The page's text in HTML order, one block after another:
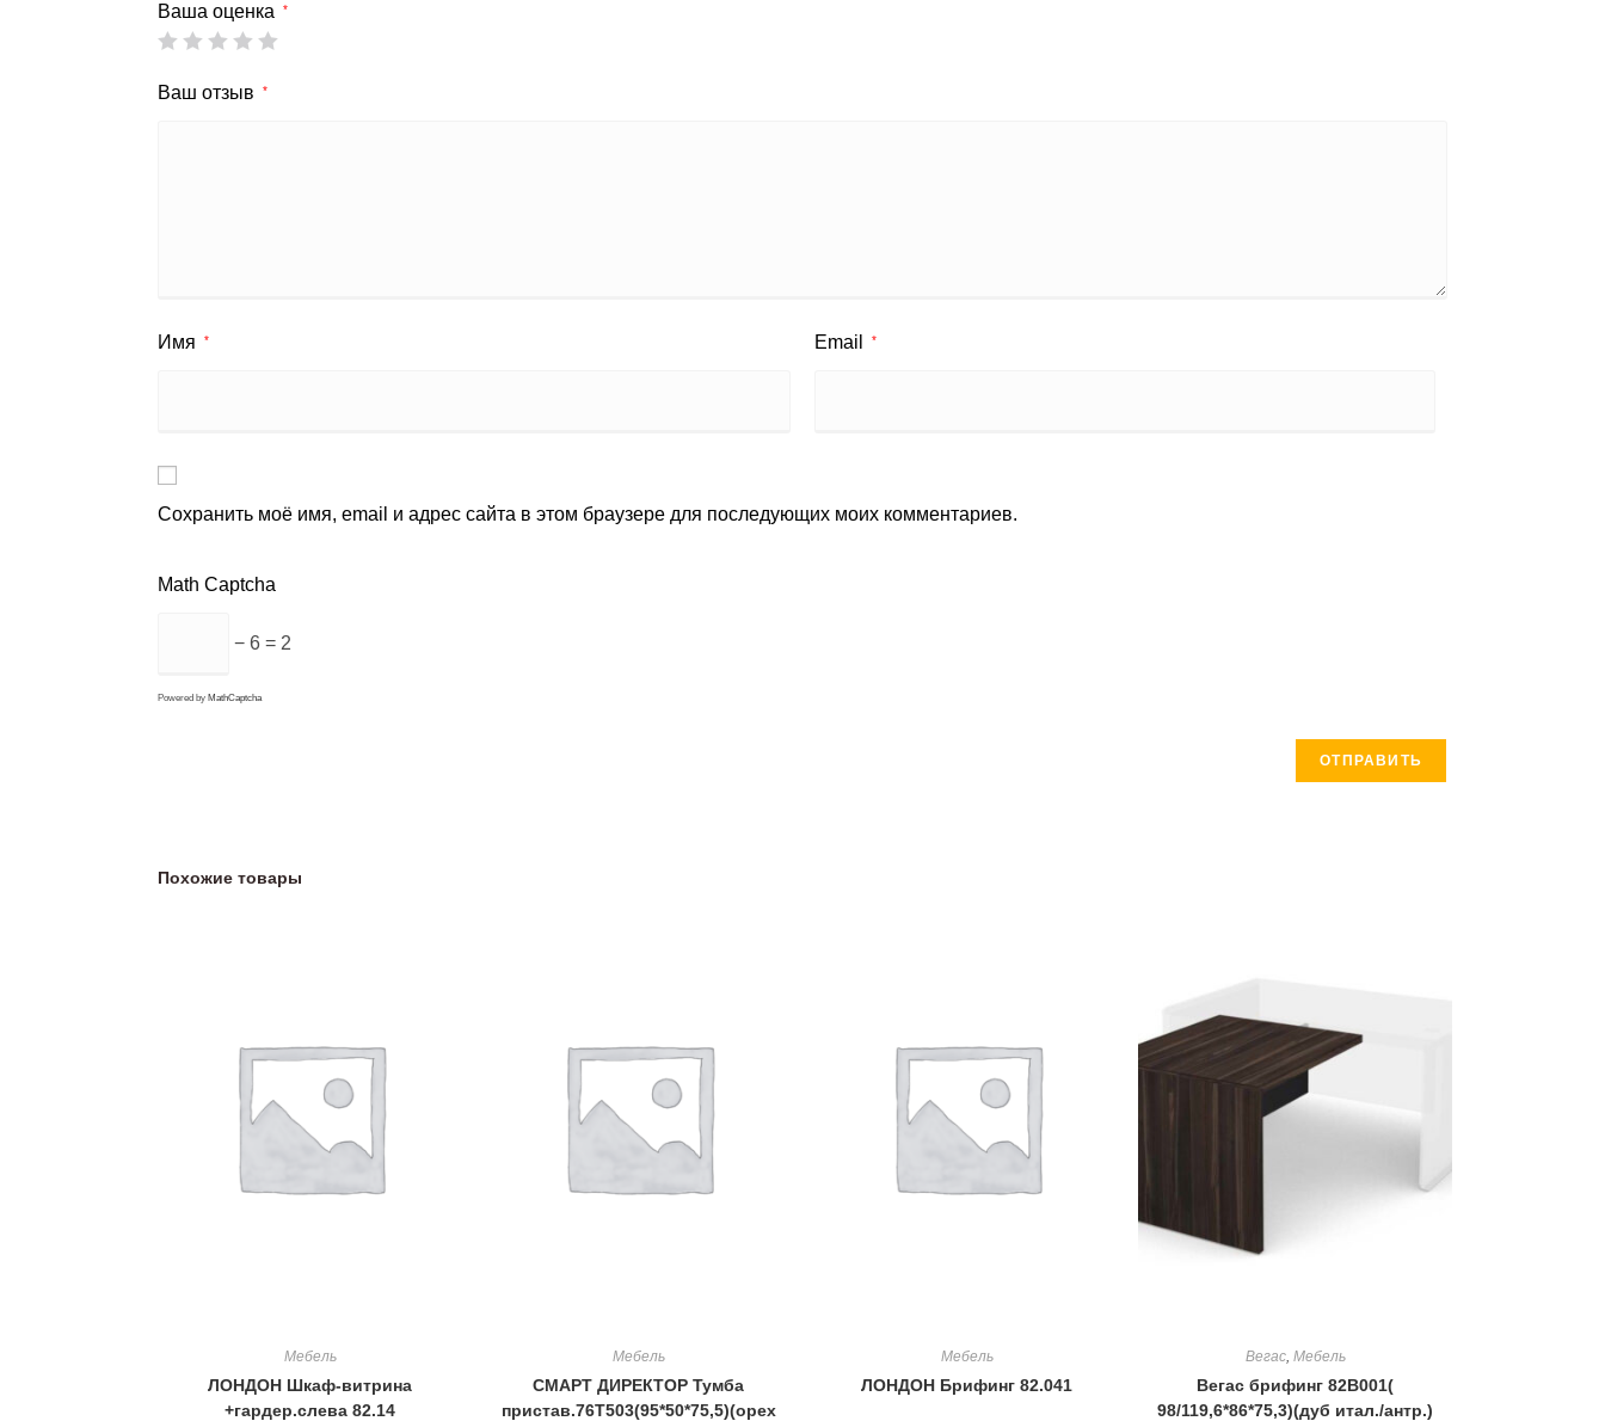
Ваша оценка *
Ваш отзыв *
Имя * Email *
Сохранить моё имя, email и адрес сайта в этом браузере для последующих моих комментариев.
Math Captcha
− 6 = 2
Powered by MathCaptcha
Похожие товары
Мебель
ЛОНДОН Шкаф-витрина
+гардер.слева 82.14
Мебель
СМАРТ ДИРЕКТОР Тумба
пристав.76Т503(95*50*75,5)(орех
Мебель
ЛОНДОН Брифинг 82.041
Вегас, Мебель
Вегас брифинг 82В001(
98/119,6*86*75,3)(дуб итал./антр.)